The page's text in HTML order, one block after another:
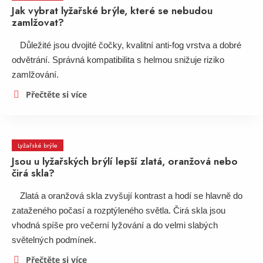
Jak vybrat lyžařské brýle, které se nebudou
zamlžovat?
Důležité jsou dvojité čočky, kvalitní anti-fog vrstva a dobré
odvětrání. Správná kompatibilita s helmou snižuje riziko
zamlžování.
Přečtěte si více
Lyžařské brýle
Jsou u lyžařských brýlí lepší zlatá, oranžová nebo
čirá skla?
Zlatá a oranžová skla zvyšují kontrast a hodí se hlavně do
zataženého počasí a rozptýleného světla. Čirá skla jsou
vhodná spíše pro večerní lyžování a do velmi slabých
světelných podmínek.
Přečtěte si více